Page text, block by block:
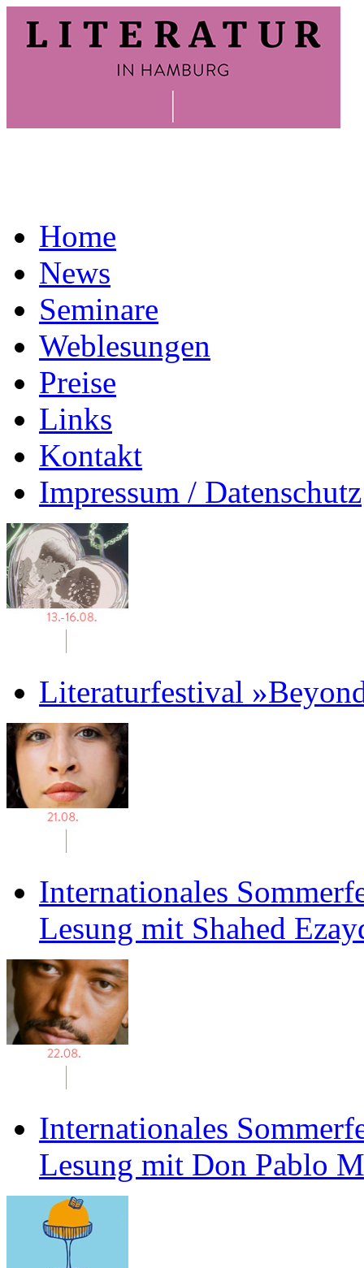
Home
News
Seminare
Weblesungen
Preise
Links
Kontakt
Impressum / Datenschutz
Literaturfestival
Internationales
Lesung mit Shahed
Internationales
Lesung mit Don Pablo